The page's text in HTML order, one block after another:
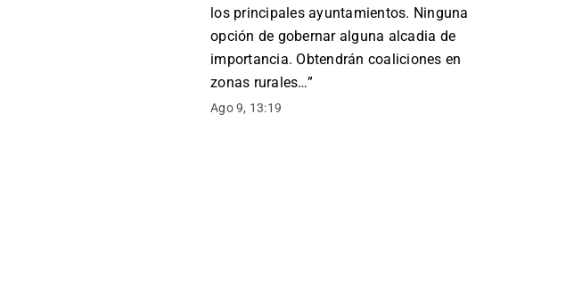
los principales ayuntamientos. Ninguna
opción de gobernar alguna alcadia de
importancia. Obtendrán coaliciones en
zonas rurales…”
Ago 9, 13:19